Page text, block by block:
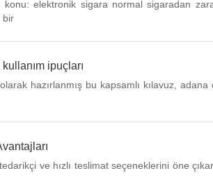
elektronik sigara normal sigaradan
bir
ipuçları
hazırlanmış bu kapsamlı kılavuz, adana
ve hızlı teslimat seçeneklerini öne